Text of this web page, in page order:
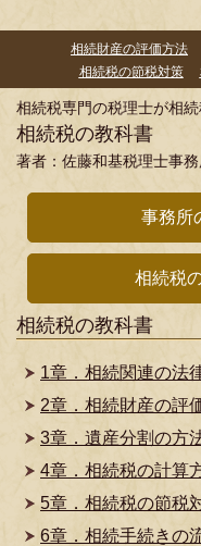
相続財産の評価方法
相続税の節税対策
相続税専門の税理士が相
相続税の教科書
著者：佐藤和基税理士事
事務所
相続税
相続税の教科書
1章．相続関連の法
2章．相続財産の評
3章．遺産分割の方
4章．相続税の計算
5章．相続税の節税
6章．相続手続きの